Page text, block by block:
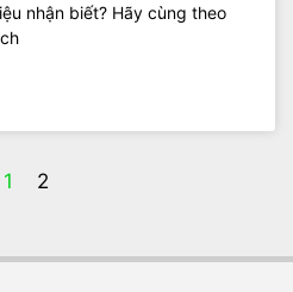
nhận biết? Hãy cùng theo
1 2